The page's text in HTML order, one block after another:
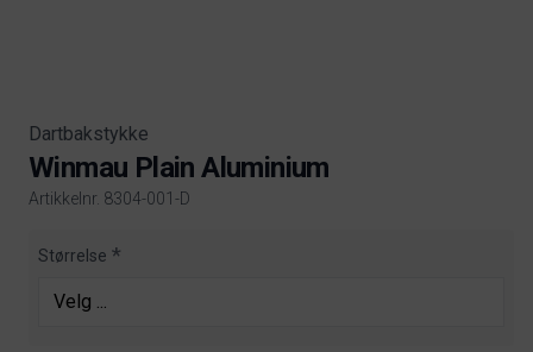
Dartbakstykke
Winmau Plain Aluminium
Artikkelnr. 8304-001-D
Product information
Størrelse